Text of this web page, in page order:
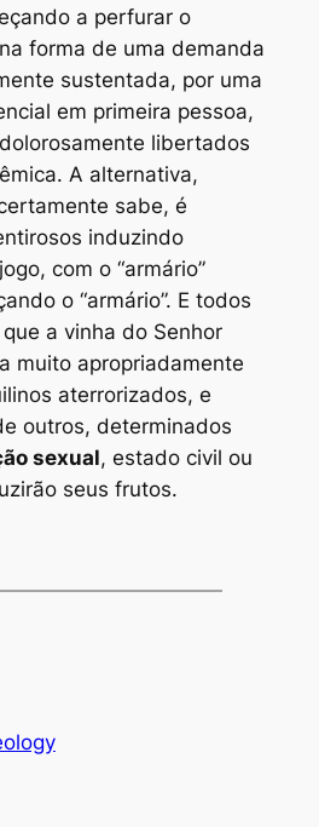
a perfurar o
forma de uma demanda
sustentada, por uma
em primeira pessoa,
libertados
A alternativa,
sabe, é
induzindo
com o “armário”
o “armário”. E todos
a vinha do Senhor
muito apropriadamente
aterrorizados, e
outros, determinados
sexual, estado civil ou
seus frutos.